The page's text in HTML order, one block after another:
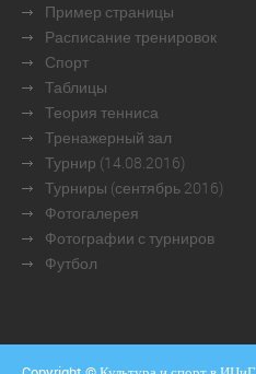
Пример страницы
Расписание тренировок
Спорт
Таблицы
Теория тенниса
Тренажерный зал
Турнир (14.08.2016)
Турниры (сентябрь 2016)
Фотогалерея
Фотографии с турниров
Футбол